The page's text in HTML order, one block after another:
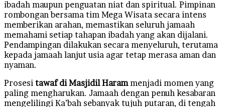
ibadah maupun penguatan niat dan spiritual. Pimpinan
rombongan bersama tim Mega Wisata secara intens
memberikan arahan, memastikan seluruh jamaah
memahami setiap tahapan ibadah yang akan dijalani.
Pendampingan dilakukan secara menyeluruh, terutama
kepada jamaah lanjut usia agar tetap merasa aman dan
nyaman.
Prosesi tawaf di Masjidil Harammenjadi momen yang
paling mengharukan. Jamaah dengan penuh kesabaran
mengelilingi Ka’bah sebanyak tujuh putaran, di tengah